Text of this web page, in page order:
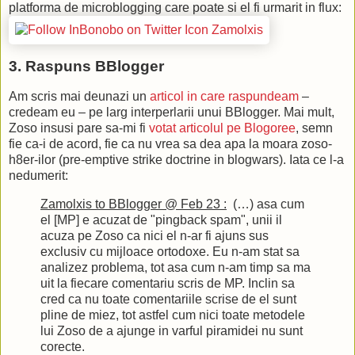
platforma de microblogging care poate si el fi urmarit in flux:
3. Raspuns BBlogger
Am scris mai deunazi un articol in care raspundeam –
credeam eu – pe larg interperlarii unui BBlogger. Mai mult,
Zoso insusi pare sa-mi fi votat articolul pe Blogoree, semn
fie ca-i de acord, fie ca nu vrea sa dea apa la moara zoso-
h8er-ilor (pre-emptive strike doctrine in blogwars). Iata ce l-a
nedumerit:
Zamolxis to BBlogger @ Feb 23 : (…) asa cum
el [MP] e acuzat de "pingback spam", unii il
acuza pe Zoso ca nici el n-ar fi ajuns sus
exclusiv cu mijloace ortodoxe. Eu n-am stat sa
analizez problema, tot asa cum n-am timp sa ma
uit la fiecare comentariu scris de MP. Inclin sa
cred ca nu toate comentariile scrise de el sunt
pline de miez, tot astfel cum nici toate metodele
lui Zoso de a ajunge in varful piramidei nu sunt
corecte.